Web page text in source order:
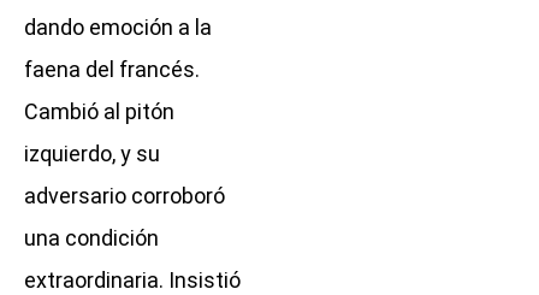
dando emoción a la
faena del francés.
Cambió al pitón
izquierdo, y su
adversario corroboró
una condición
extraordinaria. Insistió